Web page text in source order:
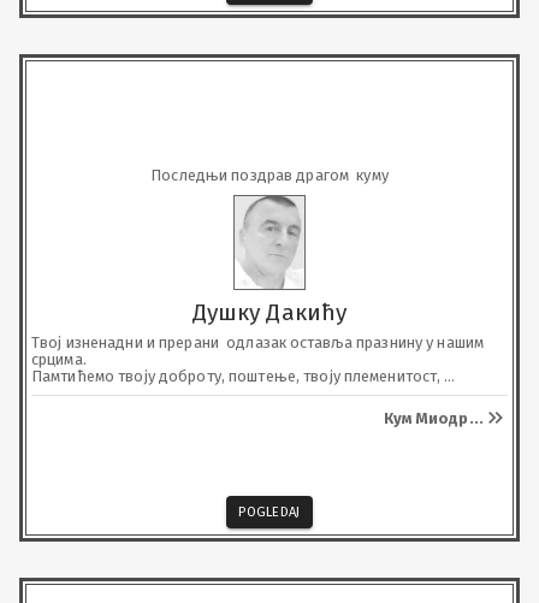
Последњи поздрав драгом  куму
Душку Дакићу
Твој изненадни и прерани  одлазак оставља празнину у нашим
срцима.
Памтићемо твоју доброту, поштење, твоју племенитост,
кумовски однос и сваку твоју подршку.
Кум Миодр ...
POGLEDAJ